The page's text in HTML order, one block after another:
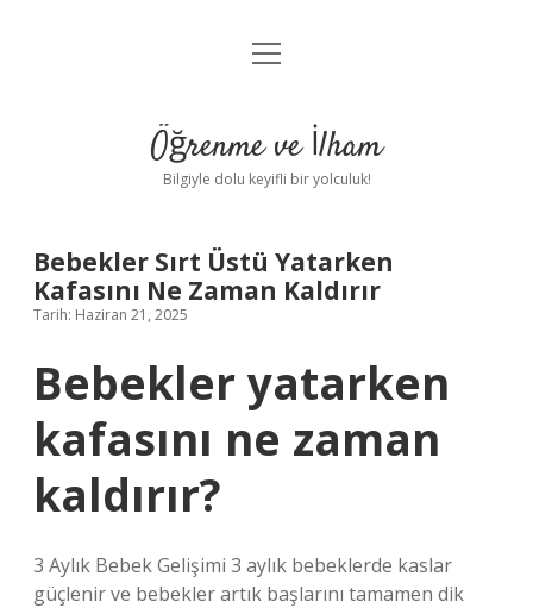
Anasayfa
Yasal Uyarı
menüyü
Öğrenme ve İlham
Bilgiyle dolu keyifli bir yolculuk!
Bebekler Sırt Üstü Yatarken
Kafasını Ne Zaman Kaldırır
Tarih: Haziran 21, 2025
Bebekler yatarken
kafasını ne zaman
kaldırır?
3 Aylık Bebek Gelişimi 3 aylık bebeklerde kaslar
güçlenir ve bebekler artık başlarını tamamen dik